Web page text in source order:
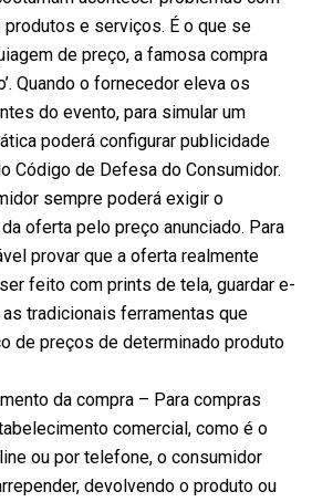
e serviços. É o que se
de preço, a famosa compra
Quando o fornecedor eleva os
do evento, para simular um
poderá configurar publicidade
Código de Defesa do Consumidor.
sempre poderá exigir o
oferta pelo preço anunciado. Para
provar que a oferta realmente
feito com prints de tela, guardar e-
tradicionais ferramentas que
de preços de determinado produto
da compra – Para compras
comercial, como é o
ou por telefone, o consumidor
devolvendo o produto ou